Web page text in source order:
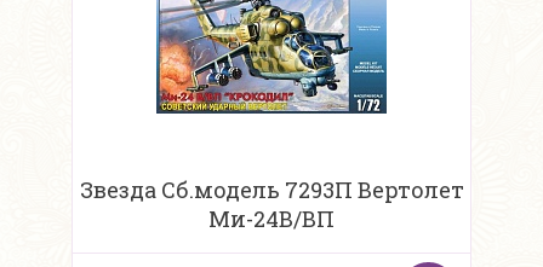
Звезда Сб.модель 7293П Вертолет
Ми-24В/ВП